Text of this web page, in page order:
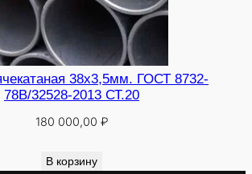
38х3,5мм. ГОСТ 8732-
78В/32528-2013 СТ.20
180 000,00 ₽
В корзину